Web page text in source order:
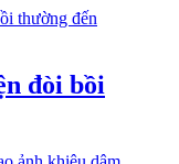
đòi bồi